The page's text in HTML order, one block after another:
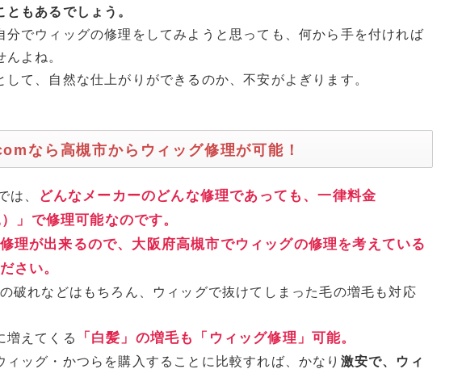
もあるでしょう。
分でウィッグの修理をしてみようと思っても、何から手を付ければ
よね。
して、自然な仕上がりができるのか、不安がよぎります。
なら高槻市からウィッグ修理が可能！
は、
どんなメーカーのどんな修理であっても、一律料金
」で修理可能なのです。
理が出来るので、大阪府高槻市でウィッグの修理を考えている
さい。
破れなどはもちろん、ウィッグで抜けてしまった毛の増毛も対応
増えてくる
「白髪」の増毛も「ウィッグ修理」可能。
ィッグ・かつらを購入することに比較すれば、かなり 激安で、ウィ